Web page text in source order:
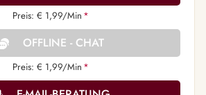
Preis: € 1,99/Min *
OFFLINE - CHAT
Preis: € 1,99/Min *